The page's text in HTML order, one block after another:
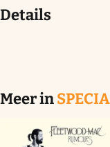
Details
Meer in